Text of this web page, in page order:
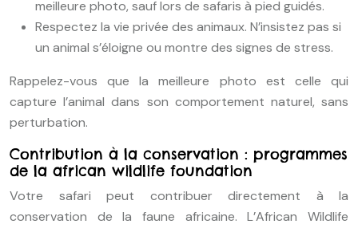
meilleure photo, sauf lors de safaris à pied guidés.
Respectez la vie privée des animaux. N’insistez pas si
un animal s’éloigne ou montre des signes de stress.
Rappelez-vous que la meilleure photo est celle qui
capture l’animal dans son comportement naturel, sans
perturbation.
Contribution à la conservation : programmes
de la african wildlife foundation
Votre safari peut contribuer directement à la
conservation de la faune africaine. L’African Wildlife